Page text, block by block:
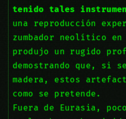
tenido tales
una reproducción
zumbador neolítico en
produjo un rugido
demostrando que, si
madera, estos
como se pretende.
Fuera de Eurasia,